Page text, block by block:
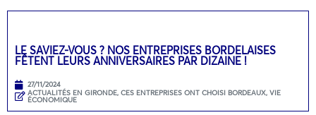
LE SAVIEZ-VOUS ? NOS ENTREPRISES BORDELAISES
FÊTENT LEURS ANNIVERSAIRES PAR DIZAINE !
27/11/2024
ACTUALITÉS EN GIRONDE, CES ENTREPRISES ONT CHOISI BORDEAUX, VIE
ÉCONOMIQUE